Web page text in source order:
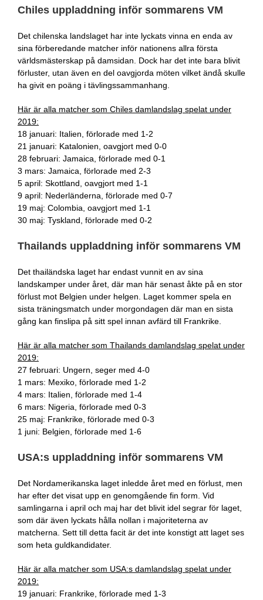
Chiles uppladdning inför sommarens VM
Det chilenska landslaget har inte lyckats vinna en enda av
sina förberedande matcher inför nationens allra första
världsmästerskap på damsidan. Dock har det inte bara blivit
förluster, utan även en del oavgjorda möten vilket ändå skulle
ha givit en poäng i tävlingssammanhang.
Här är alla matcher som Chiles damlandslag spelat under
2019:
18 januari: Italien, förlorade med 1-2
21 januari: Katalonien, oavgjort med 0-0
28 februari: Jamaica, förlorade med 0-1
3 mars: Jamaica, förlorade med 2-3
5 april: Skottland, oavgjort med 1-1
9 april: Nederländerna, förlorade med 0-7
19 maj: Colombia, oavgjort med 1-1
30 maj: Tyskland, förlorade med 0-2
Thailands uppladdning inför sommarens VM
Det thailändska laget har endast vunnit en av sina
landskamper under året, där man här senast åkte på en stor
förlust mot Belgien under helgen. Laget kommer spela en
sista träningsmatch under morgondagen där man en sista
gång kan finslipa på sitt spel innan avfärd till Frankrike.
Här är alla matcher som Thailands damlandslag spelat under
2019:
27 februari: Ungern, seger med 4-0
1 mars: Mexiko, förlorade med 1-2
4 mars: Italien, förlorade med 1-4
6 mars: Nigeria, förlorade med 0-3
25 maj: Frankrike, förlorade med 0-3
1 juni: Belgien, förlorade med 1-6
USA:s uppladdning inför sommarens VM
Det Nordamerikanska laget inledde året med en förlust, men
har efter det visat upp en genomgående fin form. Vid
samlingarna i april och maj har det blivit idel segrar för laget,
som där även lyckats hålla nollan i majoriteterna av
matcherna. Sett till detta facit är det inte konstigt att laget ses
som heta guldkandidater.
Här är alla matcher som USA:s damlandslag spelat under
2019:
19 januari: Frankrike, förlorade med 1-3